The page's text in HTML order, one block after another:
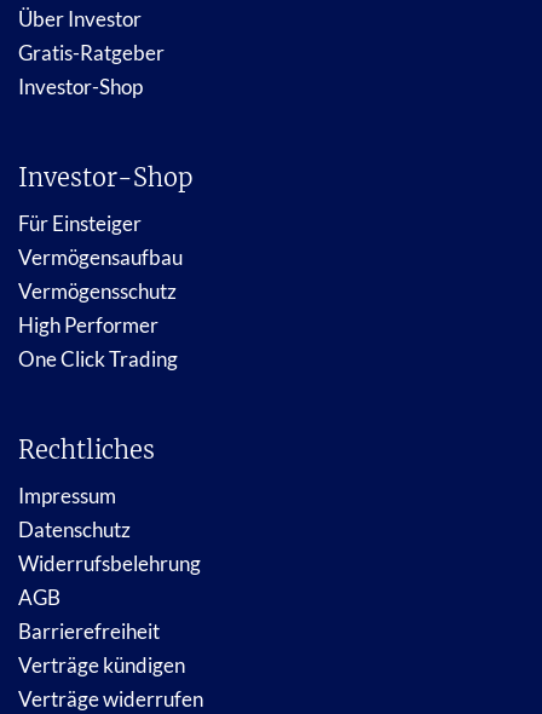
Über Investor
Gratis-Ratgeber
Investor-Shop
Investor-Shop
Für Einsteiger
Vermögensaufbau
Vermögensschutz
High Performer
One Click Trading
Rechtliches
Impressum
Datenschutz
Widerrufsbelehrung
AGB
Barrierefreiheit
Verträge kündigen
Verträge widerrufen